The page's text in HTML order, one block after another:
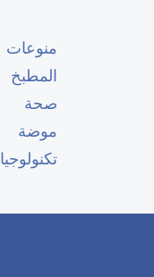
منوعات
المطبخ
صحة
موضة
تكنولوجيا